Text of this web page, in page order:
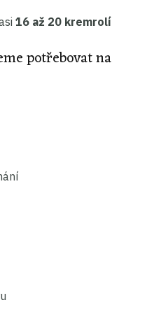
16 až 20 kremrolí
potřebovat na